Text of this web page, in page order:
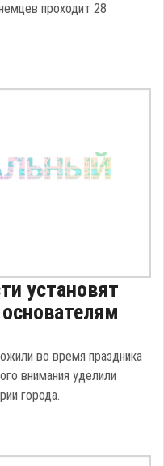
проходит 28
установят
во время праздника
внимания уделили
города.